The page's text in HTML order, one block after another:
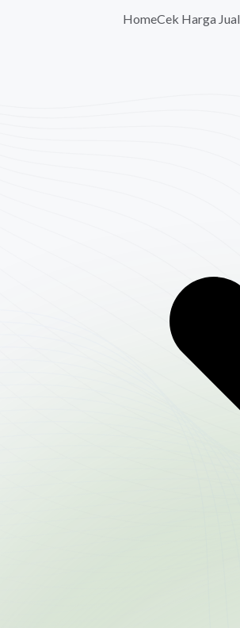
HomeCek Harga Jual